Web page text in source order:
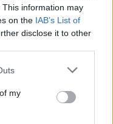
This information may
on the IAB’s List of
disclose it to other
one or more Google
You may click to
third-party tags to
in below Google
my